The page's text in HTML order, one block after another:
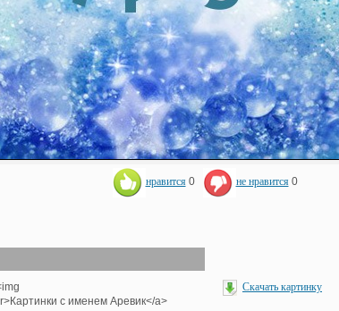
нравится 0 не нравится 0
с именем Аревик</a>
Скачать картинку